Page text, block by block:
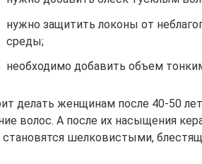
нужно защитить локоны от
среды;
необходимо добавить объем
делать женщинам после 40-50
волос. А после их насыщения
становятся шелковистыми,